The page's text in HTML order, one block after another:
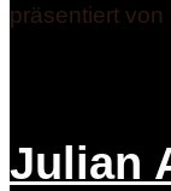
präsentiert von
Julian